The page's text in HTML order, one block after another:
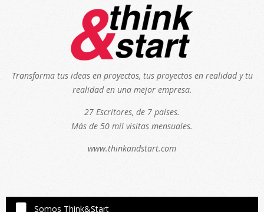
Transforma tus ideas en proyectos, tus proyectos en realidad y tu
realidad en una mejor empresa.
27 Escritores, de 7 países.
Más de 50 mil visitas mensuales.
www.thinkandstart.com
Somos Think&Start